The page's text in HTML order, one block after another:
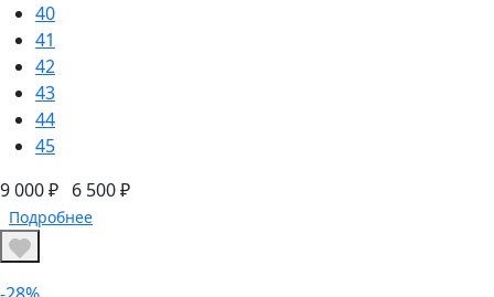
40
41
42
43
44
45
9 000 ₽ 6 500 ₽
Подробнее